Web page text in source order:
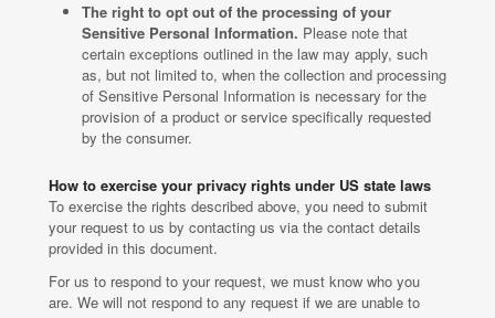
The right to opt out of the processing of your
Sensitive Personal Information. Please note that
certain exceptions outlined in the law may apply, such
as, but not limited to, when the collection and processing
of Sensitive Personal Information is necessary for the
provision of a product or service specifically requested
by the consumer.
How to exercise your privacy rights under US state laws
To exercise the rights described above, you need to submit
your request to us by contacting us via the contact details
provided in this document.
For us to respond to your request, we must know who you
are. We will not respond to any request if we are unable to